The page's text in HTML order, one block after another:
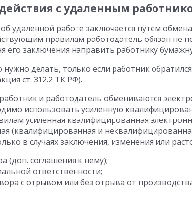
с удаленным
удаленной работе заключается путем
правилам работодатель обязан не
его заключения направить работнику
делать, только если работник
ст. 312.2 ТК РФ).
и работодатель обмениваются
использовать усиленную
усиленная квалифицированная
(квалифицированная и
в случаях заключения, изменения или
(доп. соглашения к нему);
ответственности;
с отрывом или без отрыва от